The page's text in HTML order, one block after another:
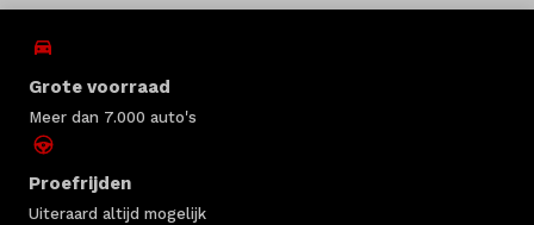
Grote voorraad
Meer dan 7.000 auto's
Proefrijden
Uiteraard altijd mogelijk